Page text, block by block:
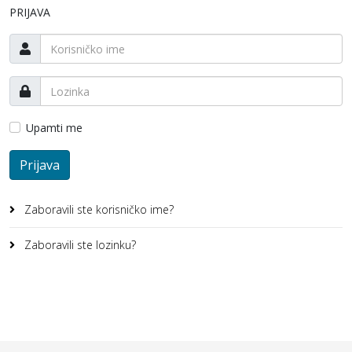
PRIJAVA
Upamti me
Prijava
Zaboravili ste korisničko ime?
Zaboravili ste lozinku?